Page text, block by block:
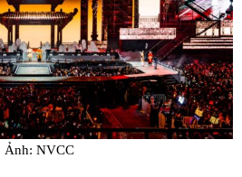
Ảnh: NVCC